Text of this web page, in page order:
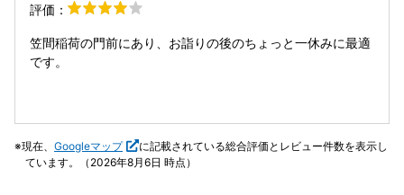
評価：
笠間稲荷の門前にあり、お詣りの後のちょっと一休みに最適
です。
現在、 Googleマップ
に記載されている総合評価とレビュー件数を表示し
ています。（2026年8月6日 時点）